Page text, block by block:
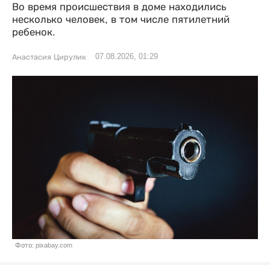
Во время происшествия в доме находились
несколько человек, в том числе пятилетний
ребенок.
Анастасия Цирулик 07.08.2026, 01:29
Фото: pixabay.com